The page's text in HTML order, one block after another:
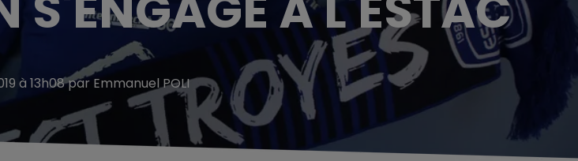
à 13h08 par Emmanuel POLI